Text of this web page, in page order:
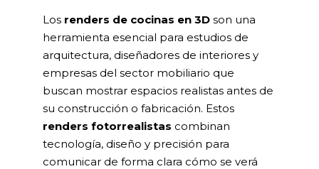
Los renders de cocinas en 3D son una
herramienta esencial para estudios de
arquitectura, diseñadores de interiores y
empresas del sector mobiliario que
buscan mostrar espacios realistas antes de
su construcción o fabricación. Estos
renders fotorrealistas combinan
tecnología, diseño y precisión para
comunicar de forma clara cómo se verá